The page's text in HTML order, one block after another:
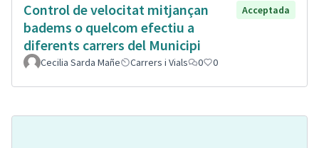
Control de velocitat mitjançan
badems o quelcom efectiu a
diferents carrers del Municipi
Acceptada
Cecilia Sarda Mañe Carrers i Vials 0 0